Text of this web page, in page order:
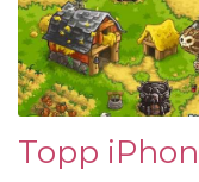
Topp